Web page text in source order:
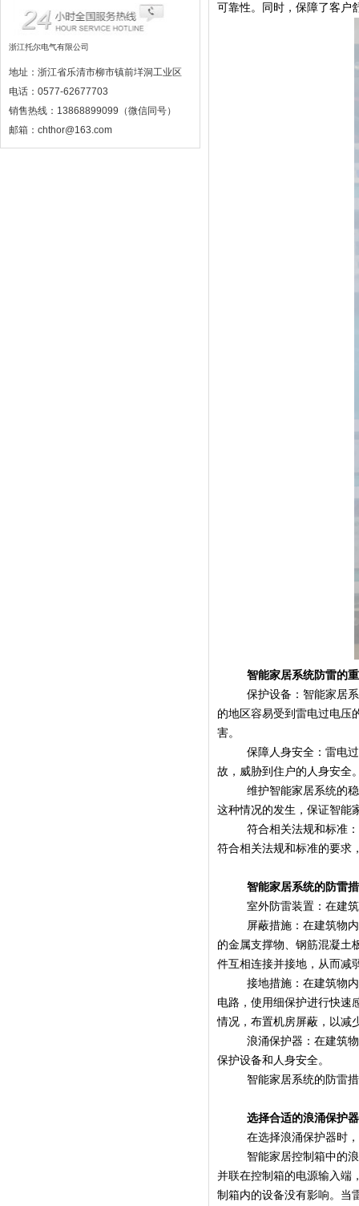
浙江托尔电气有限公司
地址：浙江省乐清市柳市镇前垟洞工业区
电话：0577-62677703
销售热线：13868899099（微信同号）
邮箱：chthor@163.com
可靠性。同时，保障了客户
智能家居系统防雷的
保护设备：智能家居
的地区容易受到雷电过电压
害。
保障人身安全：雷电
故，威胁到住户的人身安全
维护智能家居系统的
这种情况的发生，保证智能
符合相关法规和标准
符合相关法规和标准的要求
智能家居系统的防雷
室外防雷装置：在建
屏蔽措施：在建筑物
的金属支撑物、钢筋混凝土
件互相连接并接地，从而减
接地措施：在建筑物
电路，使用细保护进行快速
情况，布置机房屏蔽，以减
浪涌保护器：在建筑
保护设备和人身安全。
智能家居系统的防雷
选择合适的浪涌保护器
在选择浪涌保护器时
智能家居控制箱中的
并联在控制箱的电源输入端
制箱内的设备没有影响。当